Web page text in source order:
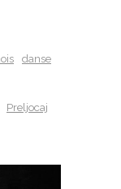
danse
Preljocaj